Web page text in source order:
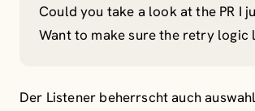
Could you take a look at the PR I
Want to make sure the retry logic
Der Listener beherrscht auch